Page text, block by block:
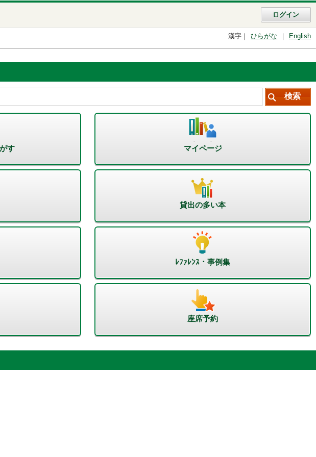
ログイン
漢字 ひらがな English
す マイページ
貸出の多い本
ﾚﾌｧﾚﾝｽ・事例集
座席予約